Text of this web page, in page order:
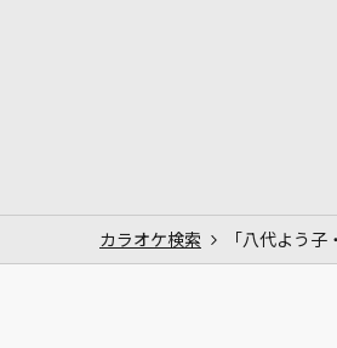
カラオケ検索 「八代よう子